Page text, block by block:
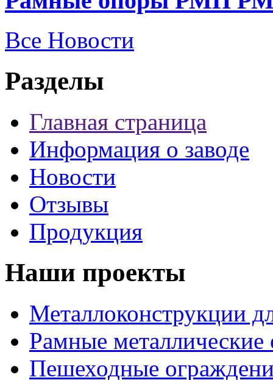
Все Новости
Разделы
Главная страница
Информация о заводе
Новости
Отзывы
Продукция
Наши проекты
Металлоконструкции
Рамные
Пешеходные